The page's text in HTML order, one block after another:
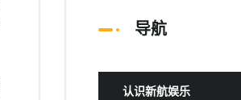
导航
认识新航娱乐